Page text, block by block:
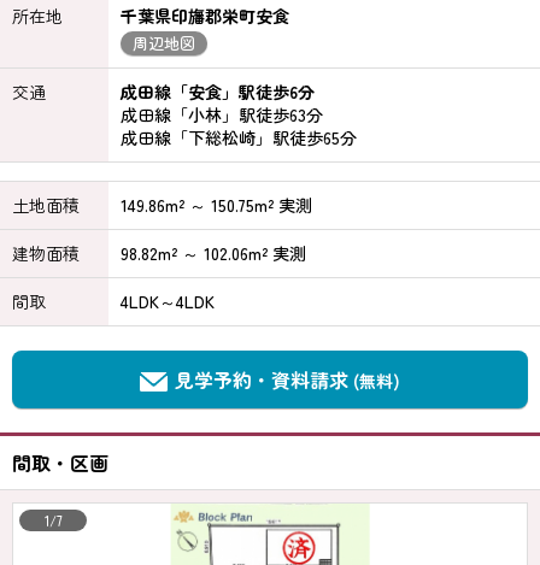
所在地
千葉県印旛郡栄町安食
周辺地図
交通
成田線「安食」駅徒歩6分
成田線「小林」駅徒歩63分
成田線「下総松崎」駅徒歩65分
土地面積
149.86m² ～ 150.75m² 実測
建物面積
98.82m² ～ 102.06m² 実測
間取
4LDK～4LDK
見学予約・資料請求 (無料)
間取・区画
1/7